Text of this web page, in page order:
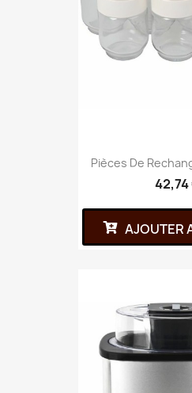
Pièces De
42,74
AJOUTER